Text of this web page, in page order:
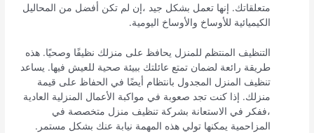
متعلقاتك. إنها تعمل بشكل جيد ،إن لم تكن أفضل من المحاليل
الكيميائية للأوساخ والأوساخ اليومية.
التنظيف المنتظم للمنزل يحافظ على منزلك نظيفًا وصحيًا. هذه
طريقة رائعة لضمان تمتع عائلتك ببيئة صحية للعيش فيها. يساعد
تنظيف المنزل المجدول بانتظام أيضًا في الحفاظ على قيمة
منزلك. إذا كنت تجد صعوبة في مواكبة الأعمال المنزلية العادية
،ففكر في الاستعانة بشركة تنظيف منزل متخصصة في
المزاحمية يمكنها تولي هذه المهمة نيابة عنك بشكل مستمر.